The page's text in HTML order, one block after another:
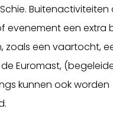
Buitenactiviteiten
evenement een extra
zoals een vaartocht,
Euromast,
kunnen ook worden